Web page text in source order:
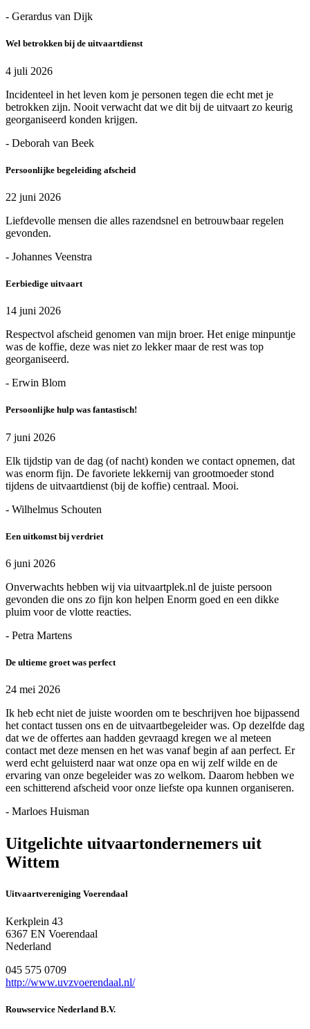
- Gerardus van Dijk
Wel betrokken bij de uitvaartdienst
4 juli 2026
Incidenteel in het leven kom je personen tegen die echt met je
betrokken zijn. Nooit verwacht dat we dit bij de uitvaart zo keurig
georganiseerd konden krijgen.
- Deborah van Beek
Persoonlijke begeleiding afscheid
22 juni 2026
Liefdevolle mensen die alles razendsnel en betrouwbaar regelen
gevonden.
- Johannes Veenstra
Eerbiedige uitvaart
14 juni 2026
Respectvol afscheid genomen van mijn broer. Het enige minpuntje
was de koffie, deze was niet zo lekker maar de rest was top
georganiseerd.
- Erwin Blom
Persoonlijke hulp was fantastisch!
7 juni 2026
Elk tijdstip van de dag (of nacht) konden we contact opnemen, dat
was enorm fijn. De favoriete lekkernij van grootmoeder stond
tijdens de uitvaartdienst (bij de koffie) centraal. Mooi.
- Wilhelmus Schouten
Een uitkomst bij verdriet
6 juni 2026
Onverwachts hebben wij via uitvaartplek.nl de juiste persoon
gevonden die ons zo fijn kon helpen Enorm goed en een dikke
pluim voor de vlotte reacties.
- Petra Martens
De ultieme groet was perfect
24 mei 2026
Ik heb echt niet de juiste woorden om te beschrijven hoe bijpassend
het contact tussen ons en de uitvaartbegeleider was. Op dezelfde dag
dat we de offertes aan hadden gevraagd kregen we al meteen
contact met deze mensen en het was vanaf begin af aan perfect. Er
werd echt geluisterd naar wat onze opa en wij zelf wilde en de
ervaring van onze begeleider was zo welkom. Daarom hebben we
een schitterend afscheid voor onze liefste opa kunnen organiseren.
- Marloes Huisman
Uitgelichte uitvaartondernemers uit
Wittem
Uitvaartvereniging Voerendaal
Kerkplein 43
6367 EN Voerendaal
Nederland
045 575 0709
http://www.uvzvoerendaal.nl/
Rouwservice Nederland B.V.